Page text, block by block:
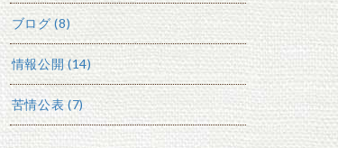
ブログ (8)
情報公開 (14)
苦情公表 (7)